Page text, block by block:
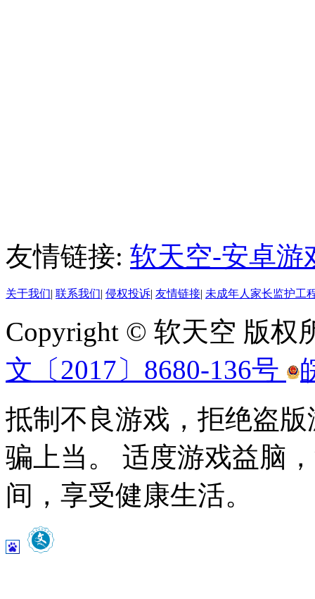
友情链接: 软天空-安卓游
关于我们| 联系我们| 侵权投诉| 友情链接| 未成年人家长监护工
Copyright © 软天空 版权
文〔2017〕8680-136号
抵制不良游戏，拒绝盗
骗上当。 适度游戏益脑
间，享受健康生活。